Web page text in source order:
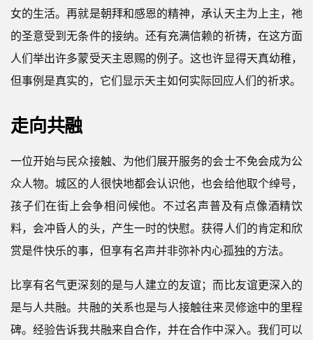
女的生活。再就是朝拜和感恩的精神，承认天主为上主，祂
的圣意受到无条件的接纳。还有充满信赖的祈祷，在这方面
人们举出许多蒙受天主恩赐的例子。这也许显得天真幼稚，
但事例是真实的，它们显示天主如何实际回应人们的祈求。
走向共融
一位开始与民众接触、为他们展开服务的会士不免会成为公
众人物。城区的人很快地都会认识他，也会给他取个绰号，
孩子们在街上会争相问候他。不过名声普及有点像酒精饮
料，会冲昏人的头，产生一时的快慰。获得人们的肯定和欣
赏是件快乐的事，但享有名声并非弥补内心孤独的方法。
比享有名气更深刻的是与人建立的友谊；而比友谊更深入的
是与人共融。共融的关系也是与人接触往来灵修途中的里程
碑。经验告诉我共融来自合作，并在合作中深入。我们可以